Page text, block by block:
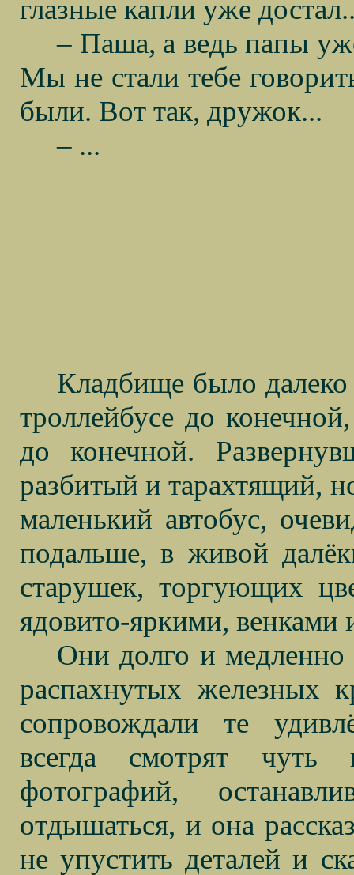
глазные капли уже
– Паша, а ведь папы
Мы не стали тебе
были. Вот так, дружок...
– ...
Кладбище было
троллейбусе до
до конечной.
разбитый и тарахтящий,
маленький автобус,
подальше, в живой
старушек, торгующих
ядовито-яркими, венками
Они долго и
распахнутых железных
сопровождали те
всегда смотрят чуть
фотографий,
отдышаться, и она
не упустить деталей и